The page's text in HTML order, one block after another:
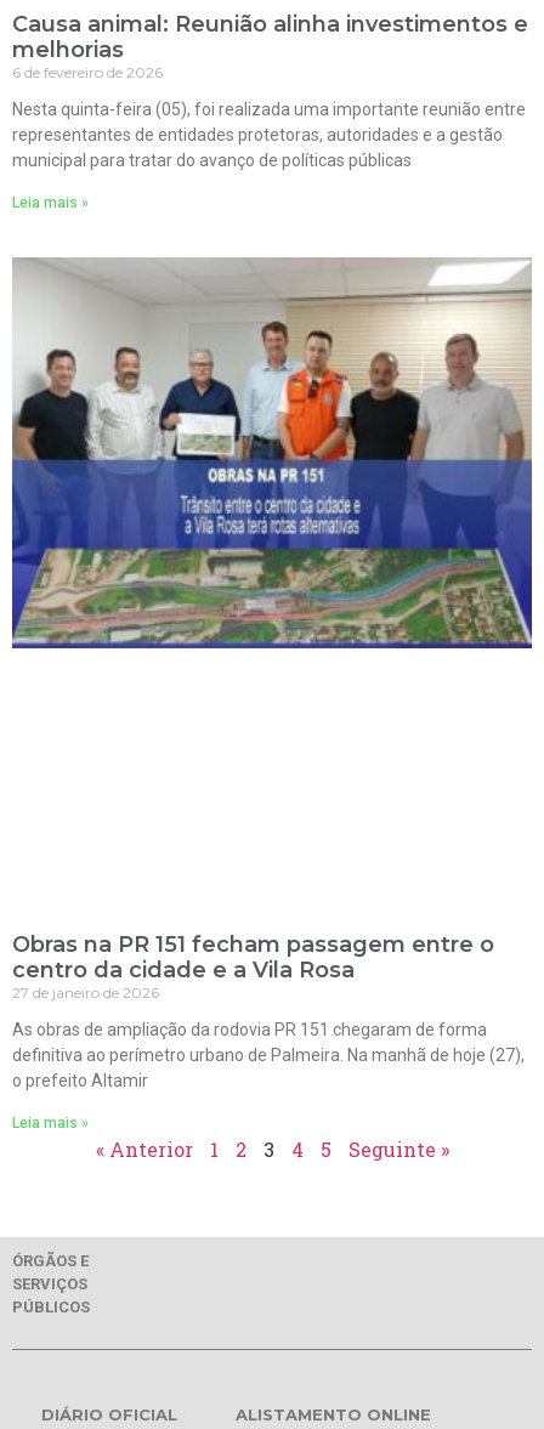
Causa animal: Reunião alinha investimentos e
melhorias
6 de fevereiro de 2026
Nesta quinta-feira (05), foi realizada uma importante reunião entre
representantes de entidades protetoras, autoridades e a gestão
municipal para tratar do avanço de políticas públicas
Leia mais »
Obras na PR 151 fecham passagem entre o
centro da cidade e a Vila Rosa
27 de janeiro de 2026
As obras de ampliação da rodovia PR 151 chegaram de forma
definitiva ao perímetro urbano de Palmeira. Na manhã de hoje (27),
o prefeito Altamir
Leia mais »
« Anterior 1 2 3 4 5 Seguinte »
ÓRGÃOS E
SERVIÇOS
PÚBLICOS
DIÁRIO OFICIAL ALISTAMENTO ONLINE